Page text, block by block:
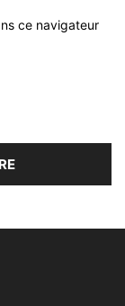
ce navigateur